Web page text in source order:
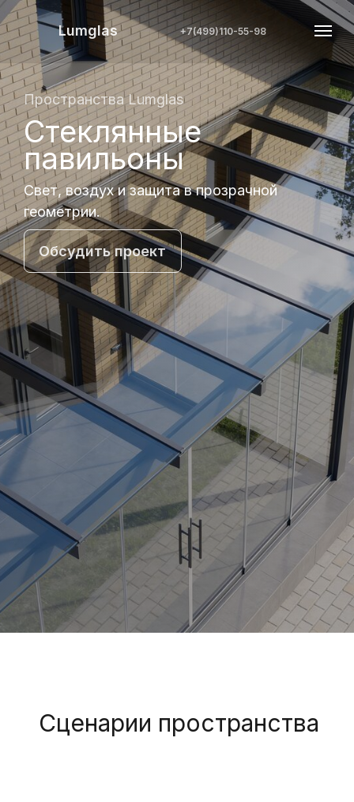
Lumglas +7(499)110-55-98
Стеклянные
павильоны
Пространства Lumglas
Свет, воздух и защита в прозрачной
геометрии.
Обсудить проект
Сценарии пространства